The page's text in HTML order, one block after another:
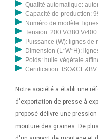
Qualité automatique:
Capacité de production:
Numéro de modèle:
Tension: 200 V/380 V/400
Puissance (W): lignes de
Dimension (L*W*H):
Poids: huile végétale
Certification: ISO&CE&BV
Notre société a établi une
d'exportation de presse à
proposé délivre une
mouture des graines. De